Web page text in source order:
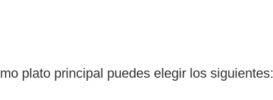
plato principal puedes elegir los siguientes: